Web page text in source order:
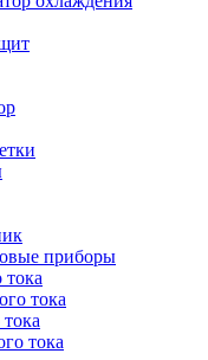
приборы
тока
тока